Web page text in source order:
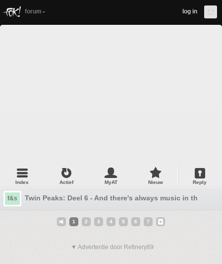
forum log in
Index Actief MyAT Nieuw Reply
f&s Twin Peaks: Deel 6 - And there's always music in the air
1 2 3 4 5 6 7
▼ Advertentie door Refinery89